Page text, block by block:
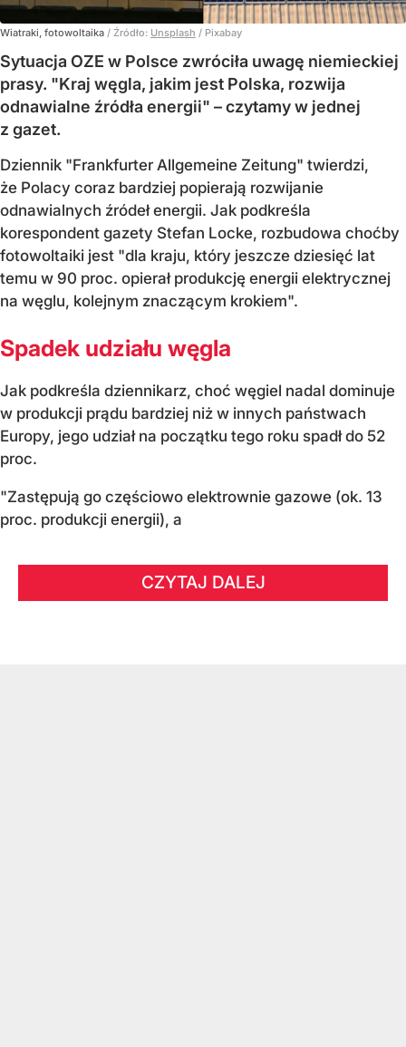
Wiatraki, fotowoltaika / Źródło: Unsplash / Pixabay
Sytuacja OZE w Polsce zwróciła uwagę niemieckiej
prasy. "Kraj węgla, jakim jest Polska, rozwija
odnawialne źródła energii" – czytamy w jednej
z gazet.
Dziennik "Frankfurter Allgemeine Zeitung" twierdzi,
że Polacy coraz bardziej popierają rozwijanie
odnawialnych źródeł energii. Jak podkreśla
korespondent gazety Stefan Locke, rozbudowa choćby
fotowoltaiki jest "dla kraju, który jeszcze dziesięć lat
temu w 90 proc. opierał produkcję energii elektrycznej
na węglu, kolejnym znaczącym krokiem".
Spadek udziału węgla
Jak podkreśla dziennikarz, choć węgiel nadal dominuje
w produkcji prądu bardziej niż w innych państwach
Europy, jego udział na początku tego roku spadł do 52
proc.
"Zastępują go częściowo elektrownie gazowe (ok. 13
proc. produkcji energii), a
CZYTAJ DALEJ